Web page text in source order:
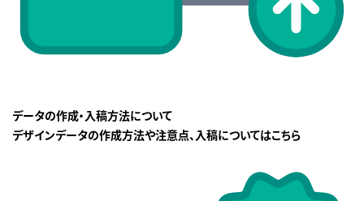
データの作成・入稿方法について
デザインデータの作成方法や注意点、入稿についてはこちら